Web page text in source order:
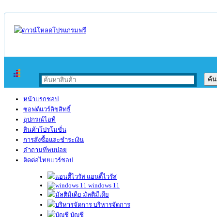
หน้าแรกชอป
ซอฟต์แวร์ลิขสิทธิ์
อุปกรณ์ไอที
สินค้าโปรโมชั่น
การสั่งซื้อและชำระเงิน
คำถามที่พบบ่อย
ติดต่อไทยแวร์ชอป
แอนตี้ไวรัส
windows 11
มัลติมีเดีย
บริหารจัดการ
บัญชี